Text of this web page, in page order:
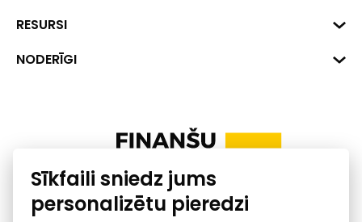
1045
+371 287 18175
Reģ. Nr. 40008002175
Banka: SEB Banka
RESURSI
Dati
Uzņēmumu kredītspējas kalkulators
NODERĪGI
Ombuds
Sīkfaili sniedz jums
personalizētu pieredzi